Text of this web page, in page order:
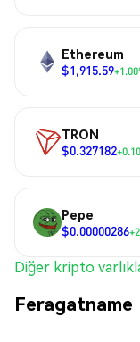
Ethereum
$1,915.59
TRON
$0.327182
Pepe
$0.00000286
Diğer kripto
Feragatname